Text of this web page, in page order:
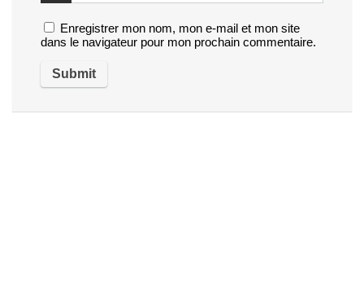
Enregistrer mon nom, mon e-mail et mon site
dans le navigateur pour mon prochain commentaire.